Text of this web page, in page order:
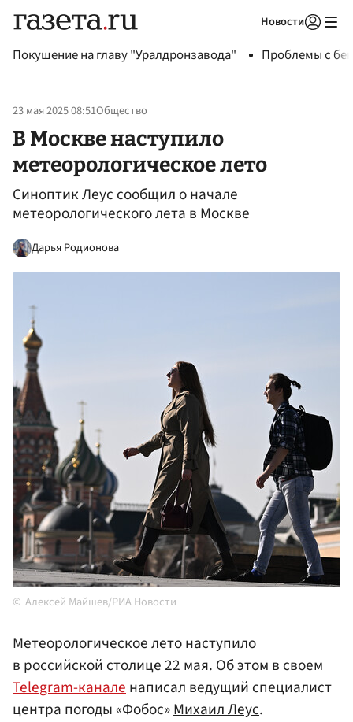
Новости
Покушение на главу "Уралдронзавода" Проблемы с
23 мая 2025 08:51Общество
В Москве наступило
метеорологическое лето
Синоптик Леус сообщил о начале
метеорологического лета в Москве
Дарья Родионова
Алексей Майшев/РИА Новости
Метеорологическое лето наступило
в российской столице 22 мая. Об этом в своем
Telegram-каналенаписал ведущий специалист
центра погоды «Фобос»Михаил Леус.